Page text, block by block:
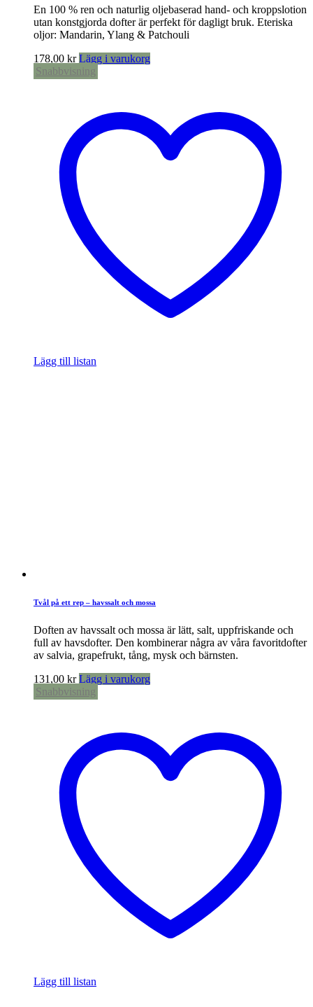
En 100 % ren och naturlig oljebaserad hand- och kroppslotion
utan konstgjorda dofter är perfekt för dagligt bruk. Eteriska
oljor: Mandarin, Ylang & Patchouli
178,00 kr Lägg i varukorg
Snabbvisning
Lägg till listan
Tvål på ett rep – havssalt och mossa
Doften av havssalt och mossa är lätt, salt, uppfriskande och
full av havsdofter. Den kombinerar några av våra favoritdofter
av salvia, grapefrukt, tång, mysk och bärnsten.
131,00 kr Lägg i varukorg
Snabbvisning
Lägg till listan